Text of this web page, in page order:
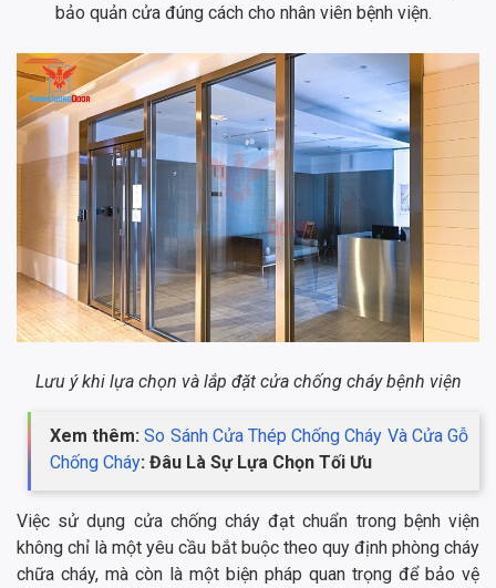
bảo quản cửa đúng cách cho nhân viên bệnh viện.
Lưu ý khi lựa chọn và lắp đặt cửa chống cháy bệnh viện
Xem thêm:So Sánh Cửa Thép Chống Cháy Và Cửa Gỗ
Chống Cháy: Đâu Là Sự Lựa Chọn Tối Ưu
Việc sử dụng cửa chống cháy đạt chuẩn trong bệnh viện
không chỉ là một yêu cầu bắt buộc theo quy định phòng cháy
chữa cháy, mà còn là một biện pháp quan trọng để bảo vệ